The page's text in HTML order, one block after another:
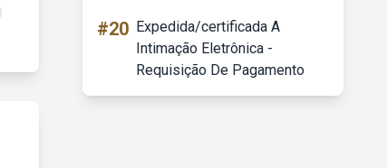
#20 Expedida/certificada A
Intimação Eletrônica -
Requisição De Pagamento